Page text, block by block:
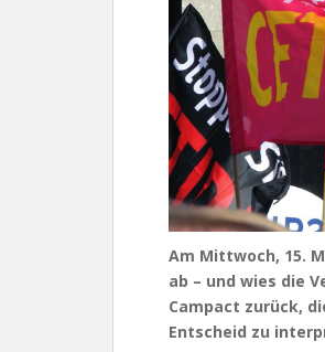
Am Mittwoch, 15.
ab – und wies die
Campact zurück,
Entscheid zu